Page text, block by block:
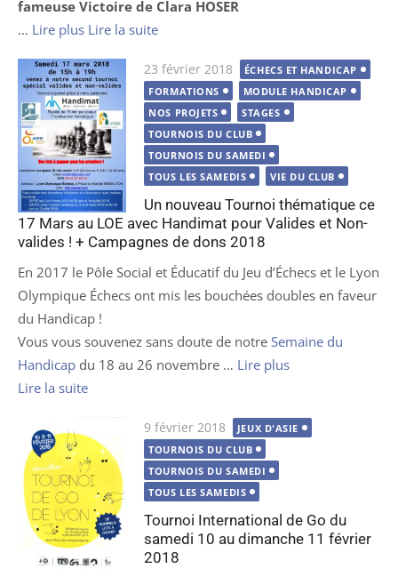
fameuse Victoire de Clara HOSER
… Lire plus Lire la suite
Publié
le
23 février 2018
ÉCHECS ET HANDICAP
FORMATIONS
MODULE HANDICAP
NOS PROJETS
STAGES
TOURNOIS DU CLUB
TOURNOIS DU SAMEDI
TOUS LES SAMEDIS
VIE DU CLUB
Un nouveau Tournoi thématique ce
17 Mars au LOE avec Handimat pour Valides et Non-
valides ! + Campagnes de dons 2018
En 2017 le Pôle Social et Éducatif du Jeu d’Échecs et le Lyon
Olympique Échecs ont mis les bouchées doubles en faveur
du Handicap !
Vous vous souvenez sans doute de notre Semaine du
Handicap du 18 au 26 novembre … Lire plus
Lire la suite
Publié
le
9 février 2018
JEUX D'ASIE
TOURNOIS DU CLUB
TOURNOIS DU SAMEDI
TOUS LES SAMEDIS
Tournoi International de Go du
samedi 10 au dimanche 11 février
2018